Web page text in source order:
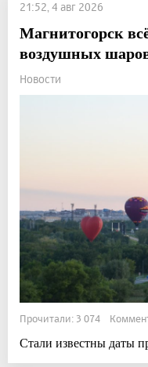
21:52, 4 авг 2026
Магнитогорск
воздушных
Новости
Прочитали: 3 074
Стали известны даты